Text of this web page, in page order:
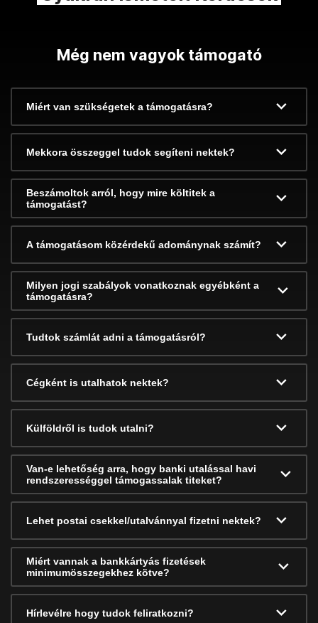
Még nem vagyok támogató
Miért van szükségetek a támogatásra?
Mekkora összeggel tudok segíteni nektek?
Beszámoltok arról, hogy mire költitek a
támogatást?
A támogatásom közérdekű adománynak számít?
Milyen jogi szabályok vonatkoznak egyébként a
támogatásra?
Tudtok számlát adni a támogatásról?
Cégként is utalhatok nektek?
Külföldről is tudok utalni?
Van-e lehetőség arra, hogy banki utalással havi
rendszerességgel támogassalak titeket?
Lehet postai csekkel/utalvánnyal fizetni nektek?
Miért vannak a bankkártyás fizetések
minimumösszegekhez kötve?
Hírlevélre hogy tudok feliratkozni?